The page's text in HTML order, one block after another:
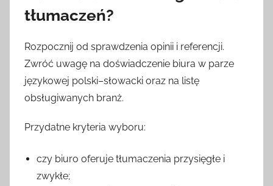
tłumaczeń?
Rozpocznij od sprawdzenia opinii i referencji.
Zwróć uwagę na doświadczenie biura w parze
językowej polski–słowacki oraz na listę
obsługiwanych branż.
Przydatne kryteria wyboru:
czy biuro oferuje tłumaczenia przysięgłe i
zwykłe;